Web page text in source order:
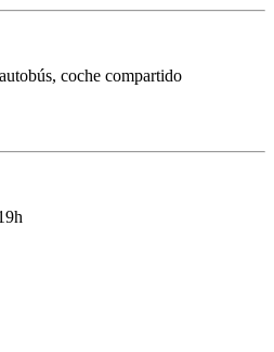
coche compartido